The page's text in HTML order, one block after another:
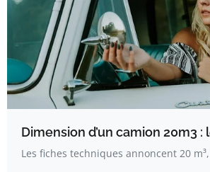
Dimension d’un camion 20m3
Les fiches techniques annoncent 20